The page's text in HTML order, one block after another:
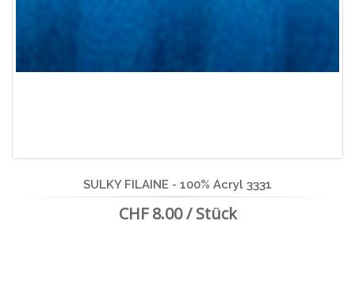
SULKY FILAINE - 100% Acryl 3331
CHF 8.00 / Stück